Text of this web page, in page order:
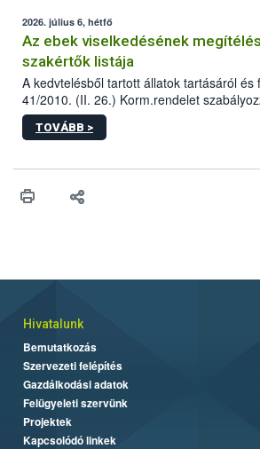
2026. július 6, hétfő
Az ebek viselkedésének
szakértők listája
A kedvtelésből tartott állatok tartásáról és
41/2010. (II. 26.) Korm.rendelet
sérülés, illetve ennek veszélye
hatósági feladatokat, valamint a veszélyes
vonni az ebek viselkedésének
TOVÁBB >
Hivatalunk
Bemutatkozás
Szervezeti felépítés
Gazdálkodási adatok
Felügyeleti szervünk
Projektek
Kapcsolódó linkek